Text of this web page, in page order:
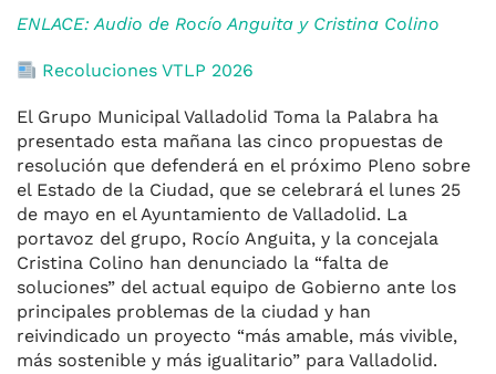
ENLACE: Audio de Rocío Anguita y Cristina Colino
Recoluciones VTLP 2026
El Grupo Municipal Valladolid Toma la Palabra ha
presentado esta mañana las cinco propuestas de
resolución que defenderá en el próximo Pleno sobre
el Estado de la Ciudad, que se celebrará el lunes 25
de mayo en el Ayuntamiento de Valladolid. La
portavoz del grupo, Rocío Anguita, y la concejala
Cristina Colino han denunciado la “falta de
soluciones” del actual equipo de Gobierno ante los
principales problemas de la ciudad y han
reivindicado un proyecto “más amable, más vivible,
más sostenible y más igualitario” para Valladolid.